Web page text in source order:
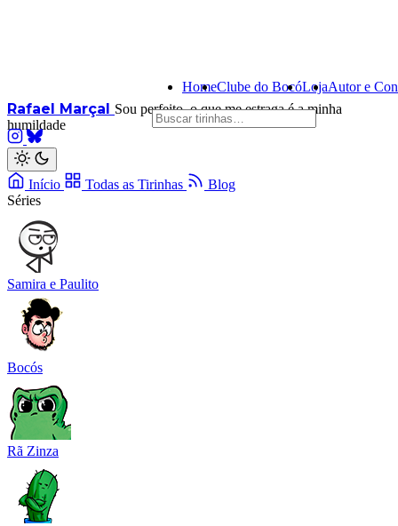
Rafael Marçal Sou perfeito, o que me estraga é a minha
humildade
HomeClube do BocóLojaAutor e
Início Todas as Tirinhas
Blog
Séries
Samira e Paulito
Bocós
Rã Zinza